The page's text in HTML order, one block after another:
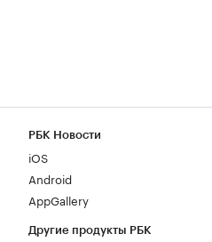
РБК Новости
iOS
Android
AppGallery
Другие продукты РБК